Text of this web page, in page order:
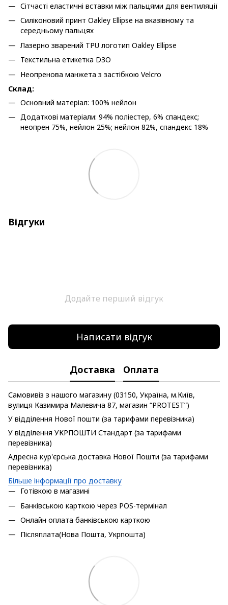
Сітчасті еластичні вставки між пальцями для вентиляції
Силіконовий принт Oakley Ellipse на вказівному та
середньому пальцях
Лазерно зварений TPU логотип Oakley Ellipse
Текстильна етикетка D3O
Неопренова манжета з застібкою Velcro
Склад:
Основний матеріал: 100% нейлон
Додаткові матеріали: 94% поліестер, 6% спандекс;
неопрен 75%, нейлон 25%; нейлон 82%, спандекс 18%
Відгуки
Додайте перший відгук
Написати відгук
Доставка Оплата
Самовивіз з нашого магазину (03150, Україна, м.Київ,
вулиця Казимира Малевича 87, магазин “PROTEST”)
У відділення Нової пошти (за тарифами перевізника)
У відділення УКРПОШТИ Стандарт (за тарифами
перевізника)
Адресна кур'єрська доставка Нової Пошти (за тарифами
перевізника)
Більше інформації про доставку
Готівкою в магазині
Банківською карткою через POS-термінал
Онлайн оплата банківською карткою
Післяплата(Нова Пошта, Укрпошта)